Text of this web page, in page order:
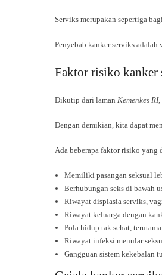
Serviks merupakan sepertiga
Penyebab kanker serviks
Faktor risiko kanker
Dikutip dari laman Kemenkes RI,
Dengan demikian, kita dapat
Ada beberapa faktor risiko yang
Memiliki pasangan seksual
Berhubungan seks di bawah
Riwayat displasia serviks,
Riwayat keluarga dengan
Pola hidup tak sehat,
Riwayat infeksi menular
Gangguan sistem kekebalan